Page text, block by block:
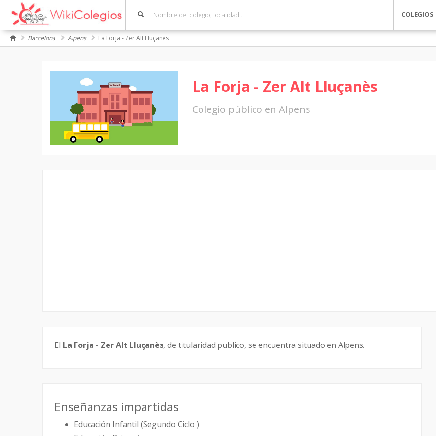
Barcelona Alpens La Forja - Zer Alt Lluçanès
La Forja - Zer Alt Lluçanès
Colegio público en Alpens
El La Forja - Zer Alt Lluçanès, de titularidad publico, se encuentra situado en Alpens.
Enseñanzas impartidas
Educación Infantil (Segundo Ciclo )